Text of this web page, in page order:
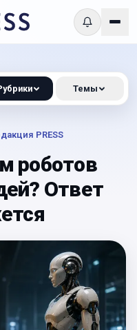
PRESS
роботов
Ответ
Темы